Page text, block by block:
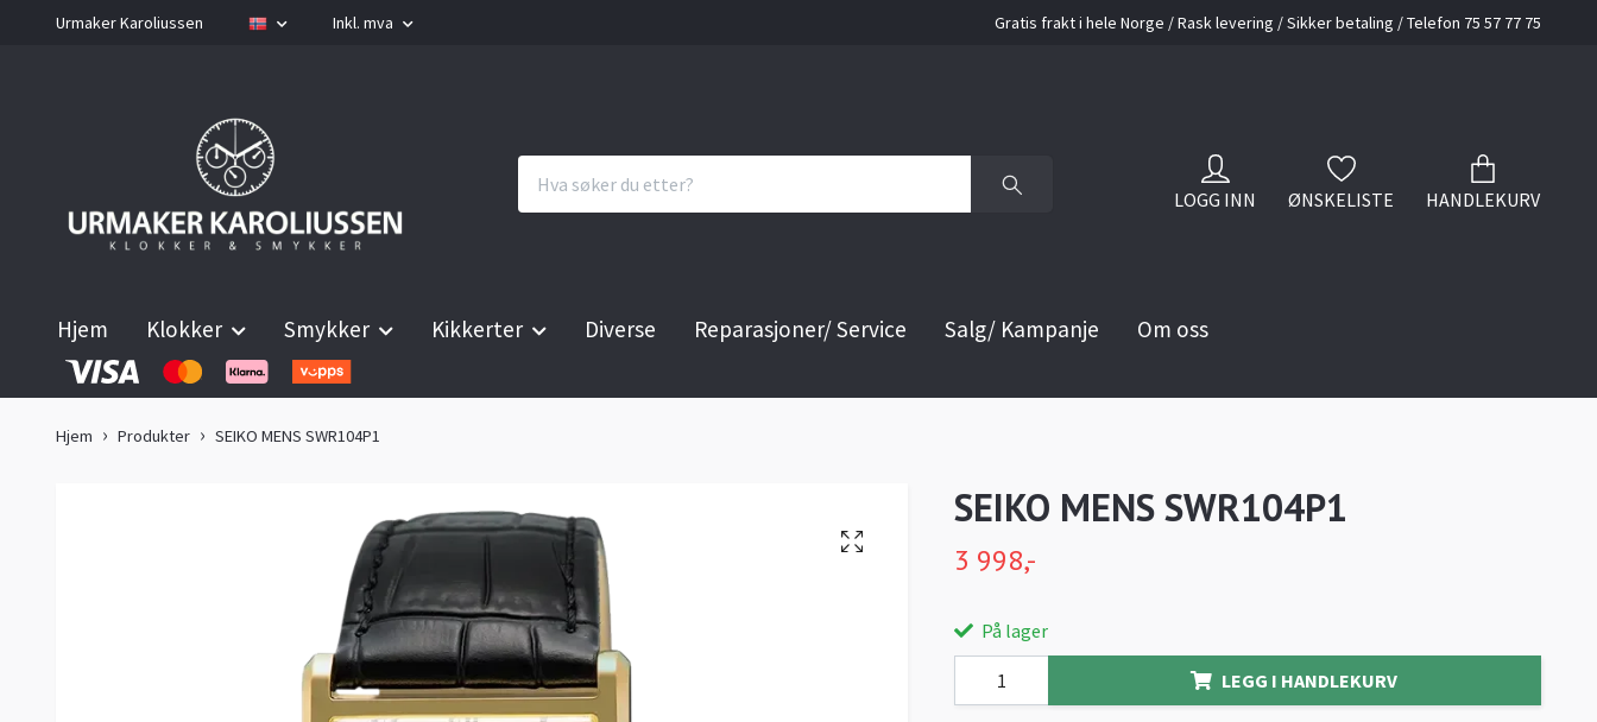
Urmaker Karoliussen Inkl. mva Gratis frakt i hele Norge / Rask levering / Sikker betaling / Telefon 75 57 77 75
LOGG INN ØNSKELISTE HANDLEKURV
Hjem Klokker Smykker Kikkerter Diverse Reparasjoner/ Service Salg/ Kampanje Om oss
Hjem Produkter SEIKO MENS SWR104P1
SEIKO MENS SWR104P1
3 998,-
På lager
LEGG I HANDLEKURV